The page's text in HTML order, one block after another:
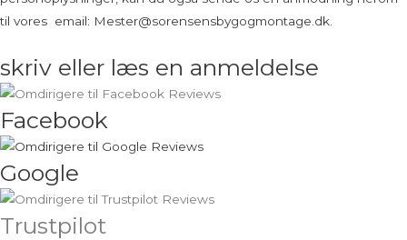
til vores email: Mester@sorensensbygogmontage.dk.
skriv eller læs en anmeldelse
Facebook
Google
Trustpilot